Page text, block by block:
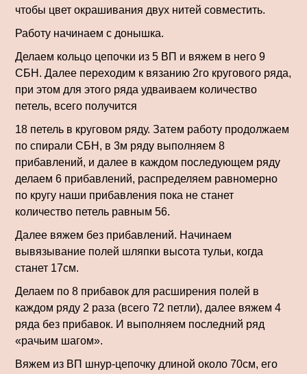
чтобы цвет окрашивания двух нитей совместить.
Работу начинаем с донышка.
Делаем кольцо цепочки из 5 ВП и вяжем в него 9
СБН. Далее переходим к вязанию 2го кругового ряда,
при этом для этого ряда удваиваем количество
петель, всего получится
18 петель в круговом ряду. Затем работу продолжаем
по спирали СБН, в 3м ряду выполняем 8
прибавлений, и далее в каждом последующем ряду
делаем 6 прибавлений, распределяем равномерно
по кругу наши прибавления пока не станет
количество петель равным 56.
Далее вяжем без прибавлений. Начинаем
вывязывание полей шляпки высота тульи, когда
станет 17см.
Делаем по 8 прибавок для рас­ширения полей в
каждом ряду 2 раза (всего 72 петли), далее вяжем 4
ряда без прибавок. И выполняем последний ряд
«рачьим шагом».
Вяжем из ВП шнур-цепочку длиной около 70см, его